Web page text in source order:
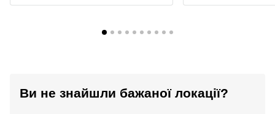
Ви не знайшли бажаної локації?